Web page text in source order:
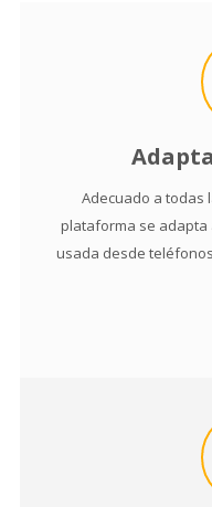
Adecuado a todas
plataforma se adapta
usada desde